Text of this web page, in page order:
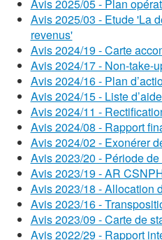
Avis 2025/05 - Plan
Avis 2025/03 - Etude 'La
revenus'
Avis 2024/19 - Carte
Avis 2024/17 - Non-take-
Avis 2024/16 - Plan
Avis 2024/15 - Liste
Avis 2024/11 -
Avis 2024/08 - Rapport
Avis 2024/02 - Exonérer
Avis 2023/20 - Période de
Avis 2023/19 - AR
Avis 2023/18 - Allocation
Avis 2023/16 -
Avis 2023/09 - Carte de
Avis 2022/29 - Rapport